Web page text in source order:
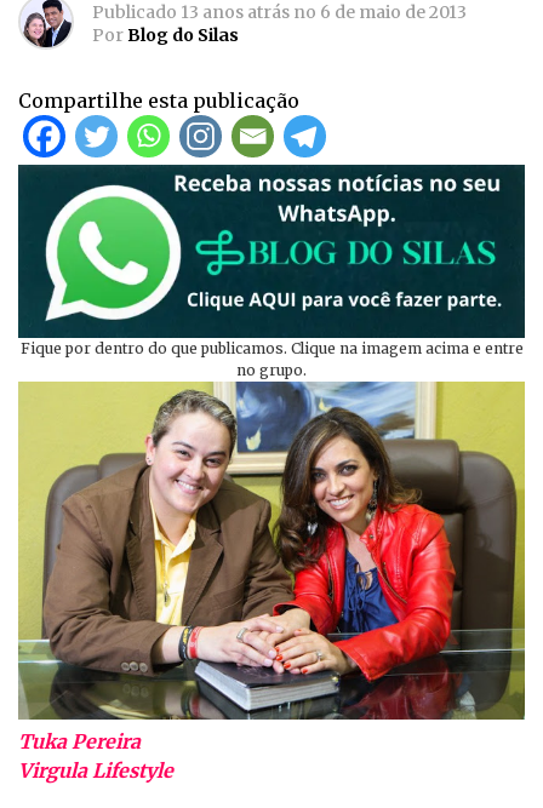
Publicado 13 anos atrás no 6 de maio de 2013
PorBlog do Silas
Compartilhe esta publicação
Fique por dentro do que publicamos. Clique na imagem acima e entre
no grupo.
Tuka Pereira
Virgula Lifestyle